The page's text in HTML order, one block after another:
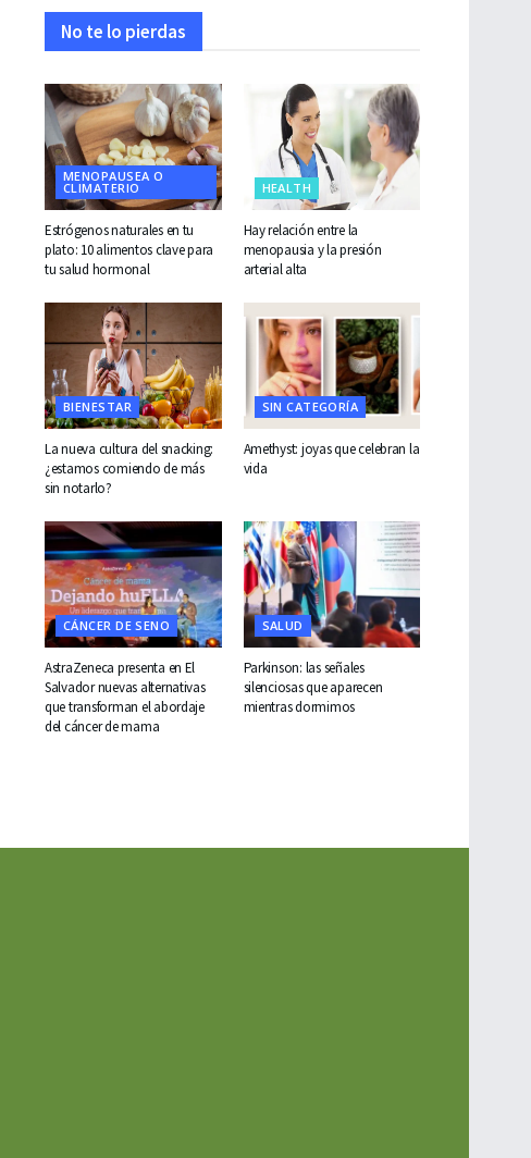
No te lo pierdas
MENOPAUSEA O
CLIMATERIO
Estrógenos naturales en tu
plato: 10 alimentos clave para
tu salud hormonal
HEALTH
Hay relación entre la
menopausia y la presión
arterial alta
BIENESTAR
La nueva cultura del snacking:
¿estamos comiendo de más
sin notarlo?
SIN CATEGORÍA
Amethyst: joyas que celebran la
vida
CÁNCER DE SENO
AstraZeneca presenta en El
Salvador nuevas alternativas
que transforman el abordaje
del cáncer de mama
SALUD
Parkinson: las señales
silenciosas que aparecen
mientras dormimos